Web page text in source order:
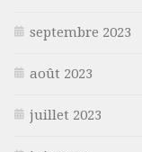
septembre 2023
août 2023
juillet 2023